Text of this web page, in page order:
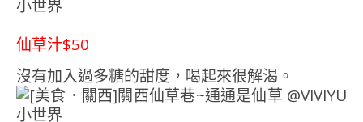
仙草汁$50
沒有加入過多糖的甜度，喝起來很解渴。